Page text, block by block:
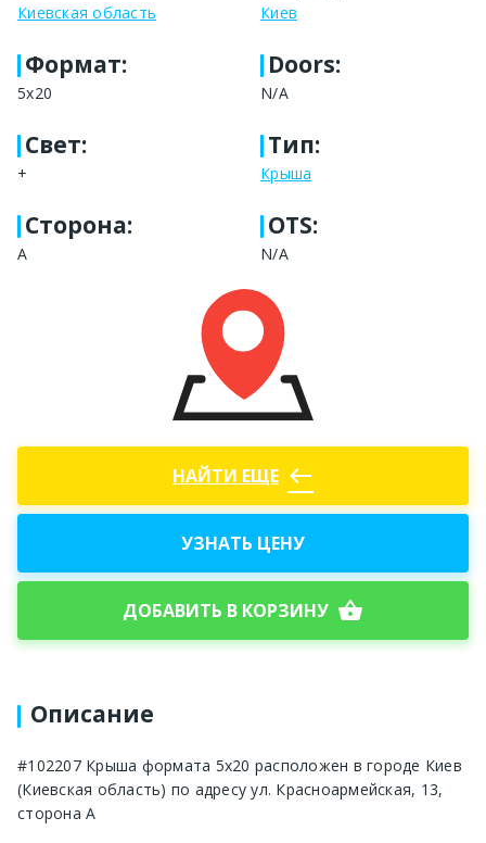
Киевская область Киев
Формат:
5x20
Doors:
N/A
Свет:
+
Тип:
Крыша
Сторона:
А
OTS:
N/A
НАЙТИ ЕЩЕ west
УЗНАТЬ ЦЕНУ
ДОБАВИТЬ В КОРЗИНУ shopping_basket
Описание
#102207 Крыша формата 5x20 расположен в городе Киев
(Киевская область) по адресу ул. Красноармейская, 13,
сторона А